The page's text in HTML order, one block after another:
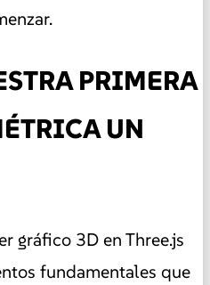
PRIMERA
UN
gráfico 3D en Three.js
fundamentales que